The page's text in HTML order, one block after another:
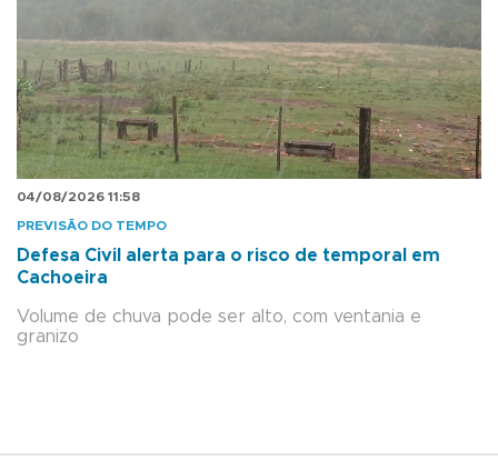
04/08/2026 11:58
PREVISÃO DO TEMPO
Defesa Civil alerta para o risco de temporal em
Cachoeira
Volume de chuva pode ser alto, com ventania e
granizo